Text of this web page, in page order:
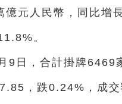
億元人民幣，同比增
。
9日，合計掛牌6469
，跌0.24%，成交